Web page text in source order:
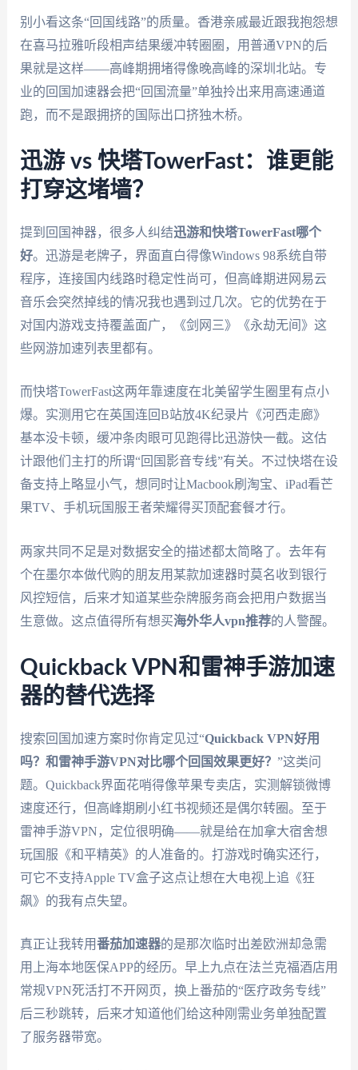
别小看这条“回国线路”的质量。香港亲戚最近跟我抱怨想
在喜马拉雅听段相声结果缓冲转圈圈，用普通VPN的后
果就是这样——高峰期拥堵得像晚高峰的深圳北站。专
业的回国加速器会把“回国流量”单独拎出来用高速通道
跑，而不是跟拥挤的国际出口挤独木桥。
迅游 vs 快塔TowerFast：谁更能
打穿这堵墙？
提到回国神器，很多人纠结迅游和快塔TowerFast哪个
好。迅游是老牌子，界面直白得像Windows 98系统自带
程序，连接国内线路时稳定性尚可，但高峰期进网易云
音乐会突然掉线的情况我也遇到过几次。它的优势在于
对国内游戏支持覆盖面广，《剑网三》《永劫无间》这
些网游加速列表里都有。
而快塔TowerFast这两年靠速度在北美留学生圈里有点小
爆。实测用它在英国连回B站放4K纪录片《河西走廊》
基本没卡顿，缓冲条肉眼可见跑得比迅游快一截。这估
计跟他们主打的所谓“回国影音专线”有关。不过快塔在设
备支持上略显小气，想同时让Macbook刷淘宝、iPad看芒
果TV、手机玩国服王者荣耀得买顶配套餐才行。
两家共同不足是对数据安全的描述都太简略了。去年有
个在墨尔本做代购的朋友用某款加速器时莫名收到银行
风控短信，后来才知道某些杂牌服务商会把用户数据当
生意做。这点值得所有想买海外华人vpn推荐的人警醒。
Quickback VPN和雷神手游加速
器的替代选择
搜索回国加速方案时你肯定见过“Quickback VPN好用
吗？和雷神手游VPN对比哪个回国效果更好？ ”这类问
题。Quickback界面花哨得像苹果专卖店，实测解锁微博
速度还行，但高峰期刷小红书视频还是偶尔转圈。至于
雷神手游VPN，定位很明确——就是给在加拿大宿舍想
玩国服《和平精英》的人准备的。打游戏时确实还行，
可它不支持Apple TV盒子这点让想在大电视上追《狂
飙》的我有点失望。
真正让我转用番茄加速器的是那次临时出差欧洲却急需
用上海本地医保APP的经历。早上九点在法兰克福酒店用
常规VPN死活打不开网页，换上番茄的“医疗政务专线”
后三秒跳转，后来才知道他们给这种刚需业务单独配置
了服务器带宽。